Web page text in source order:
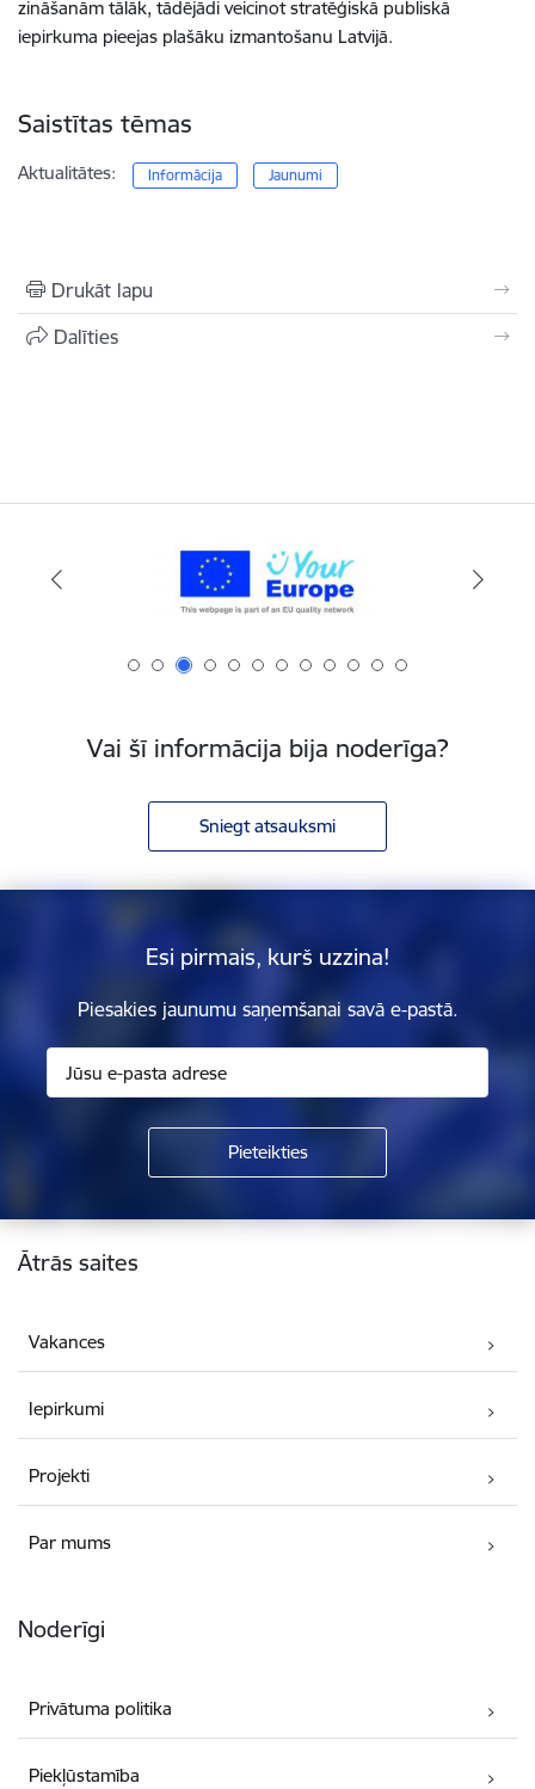
zināšanām tālāk, tādējādi veicinot stratēģiskā publiskā
iepirkuma pieejas plašāku izmantošanu Latvijā.
Saistītas tēmas
Aktualitātes: Informācija Jaunumi
Drukāt lapu
Dalīties
Vai šī informācija bija noderīga?
Sniegt atsauksmi
Esi pirmais, kurš uzzina!
Piesakies jaunumu saņemšanai savā e-pastā.
Kājene
Ātrās saites
Vakances
Iepirkumi
Projekti
Par mums
Noderīgi
Privātuma politika
Piekļūstamība